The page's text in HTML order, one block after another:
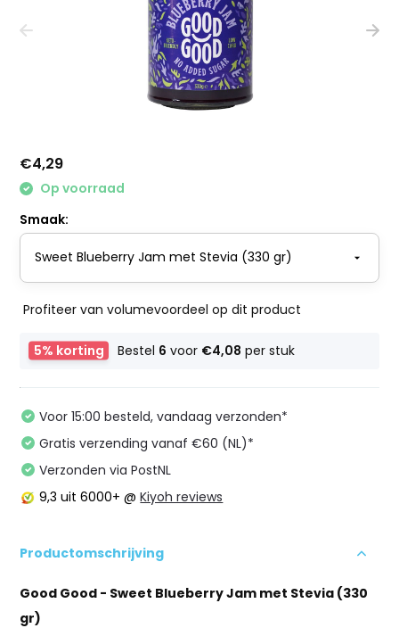
€4,29
Op voorraad
Smaak:
Profiteer van volumevoordeel op dit product
5% korting Bestel 6 voor €4,08 per stuk
Voor 15:00 besteld, vandaag verzonden*
Gratis verzending vanaf €60 (NL)*
Verzonden via PostNL
9,3 uit 6000+ @Kiyoh reviews
Productomschrijving
Good Good - Sweet Blueberry Jam met Stevia (330
gr)